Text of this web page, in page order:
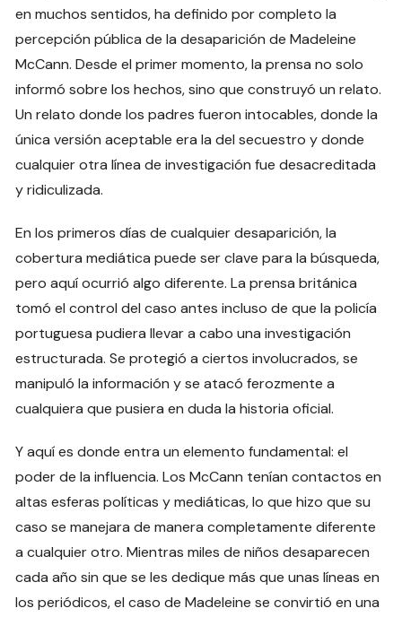
en muchos sentidos, ha definido por completo la
percepción pública de la desaparición de Madeleine
McCann. Desde el primer momento, la prensa no solo
informó sobre los hechos, sino que construyó un relato.
Un relato donde los padres fueron intocables, donde la
única versión aceptable era la del secuestro y donde
cualquier otra línea de investigación fue desacreditada
y ridiculizada.
En los primeros días de cualquier desaparición, la
cobertura mediática puede ser clave para la búsqueda,
pero aquí ocurrió algo diferente. La prensa británica
tomó el control del caso antes incluso de que la policía
portuguesa pudiera llevar a cabo una investigación
estructurada. Se protegió a ciertos involucrados, se
manipuló la información y se atacó ferozmente a
cualquiera que pusiera en duda la historia oficial.
Y aquí es donde entra un elemento fundamental: el
poder de la influencia. Los McCann tenían contactos en
altas esferas políticas y mediáticas, lo que hizo que su
caso se manejara de manera completamente diferente
a cualquier otro. Mientras miles de niños desaparecen
cada año sin que se les dedique más que unas líneas en
los periódicos, el caso de Madeleine se convirtió en una